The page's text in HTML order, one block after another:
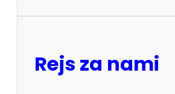
Rejs za nami